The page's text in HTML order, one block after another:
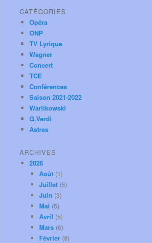
CATÉGORIES
Opéra
ONP
TV Lyrique
Wagner
Concert
TCE
Conférences
Saison 2021-2022
Warlikowski
G.Verdi
Astres
ARCHIVES
2026
Août (1)
Juillet (5)
Juin (3)
Mai (5)
Avril (5)
Mars (6)
Février (8)